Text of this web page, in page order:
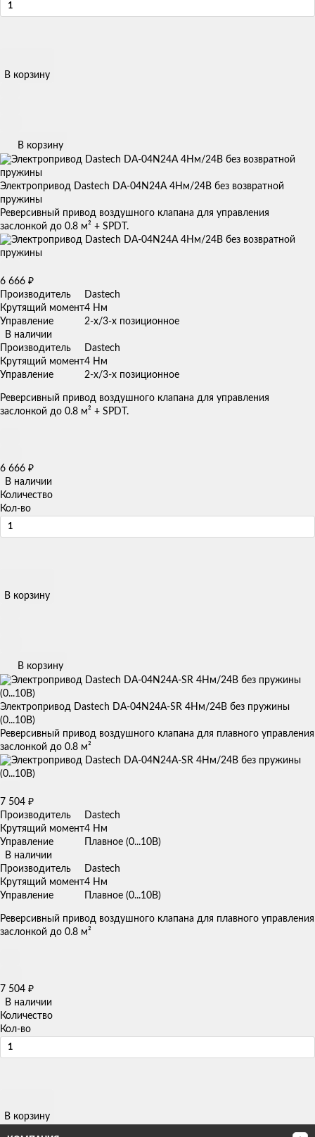
В корзину
В корзину
Электропривод Dastech DA-04N24A 4Нм/24В без возвратной
пружины
Реверсивный привод воздушного клапана для управления
заслонкой до 0.8 м² + SPDT.
6 666 ₽
Производитель
Dastech
Крутящий момент4 Нм
Управление
2-х/3-х позиционное
В наличии
Производитель
Dastech
Крутящий момент4 Нм
Управление
2-х/3-х позиционное
Реверсивный привод воздушного клапана для управления
заслонкой до 0.8 м² + SPDT.
6 666 ₽
В наличии
Количество
Кол-во
В корзину
В корзину
Электропривод Dastech DA-04N24A-SR 4Нм/24В без пружины
(0...10В)
Реверсивный привод воздушного клапана для плавного управления
заслонкой до 0.8 м²
7 504 ₽
Производитель
Dastech
Крутящий момент4 Нм
Управление
Плавное (0...10В)
В наличии
Производитель
Dastech
Крутящий момент4 Нм
Управление
Плавное (0...10В)
Реверсивный привод воздушного клапана для плавного управления
заслонкой до 0.8 м²
7 504 ₽
В наличии
Количество
Кол-во
В корзину